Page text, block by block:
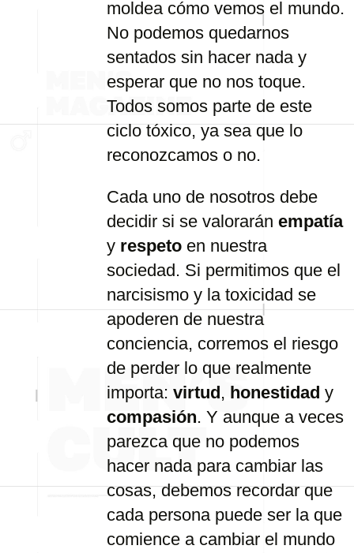
moldea cómo vemos el mundo.
No podemos quedarnos
sentados sin hacer nada y
esperar que no nos toque.
Todos somos parte de este
ciclotóxico,yaseaquelo
reconozcamos o no.
Cada uno de nosotros debe
decidir si se valorarán empatía
y respeto en nuestra
sociedad. Si permitimos que el
narcisismo y la toxicidad se
apoderen de nuestra
conciencia, corremos el riesgo
de perder lo que realmente
importa: virtud, honestidad y
compasión. Y aunque a veces
parezca que no podemos
hacer nada para cambiar las
cosas,debemosrecordarque
cada persona puede ser la que
comience a cambiar el mundo